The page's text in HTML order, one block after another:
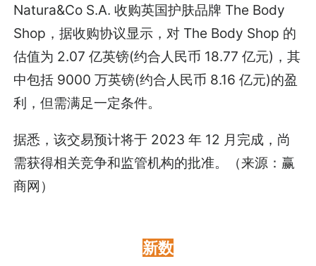
Natura&Co S.A. 收购英国护肤品牌 The Body
Shop，据收购协议显示，对 The Body Shop 的
估值为 2.07 亿英镑(约合人民币 18.77 亿元)，其
中包括 9000 万英镑(约合人民币 8.16 亿元)的盈
利，但需满足一定条件。
据悉，该交易预计将于 2023 年 12 月完成，尚
需获得相关竞争和监管机构的批准。（来源：赢
商网）
新数